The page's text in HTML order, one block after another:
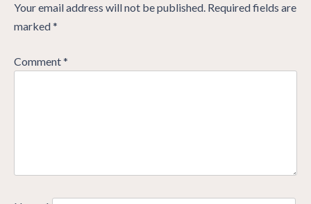
Your email address will not be published. Required fields are
marked*
Comment*